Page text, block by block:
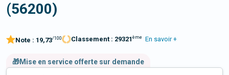
(56200)
Note : 19,73/100 Classement : 29321 ème En savoir +
🎁Mise en service offerte sur demande